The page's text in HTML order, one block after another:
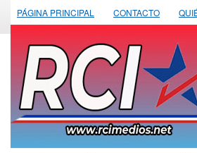
PÁGINA PRINCIPAL CONTACTO